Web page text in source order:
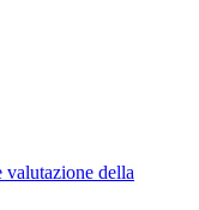
valutazione della